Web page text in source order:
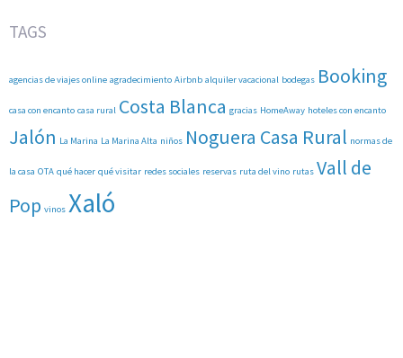
TAGS
agencias de viajes online agradecimiento Airbnb alquiler vacacional bodegas Booking
casa con encanto casa rural Costa Blanca gracias HomeAway hoteles con encanto
Jalón La Marina La Marina Alta niños Noguera Casa Rural normas de
la casa OTA qué hacer qué visitar redes sociales reservas ruta del vino rutas Vall de
Pop vinos Xaló